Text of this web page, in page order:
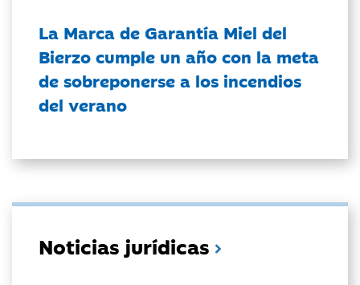
La Marca de Garantía Miel del
Bierzo cumple un año con la meta
de sobreponerse a los incendios
del verano
Noticias jurídicas